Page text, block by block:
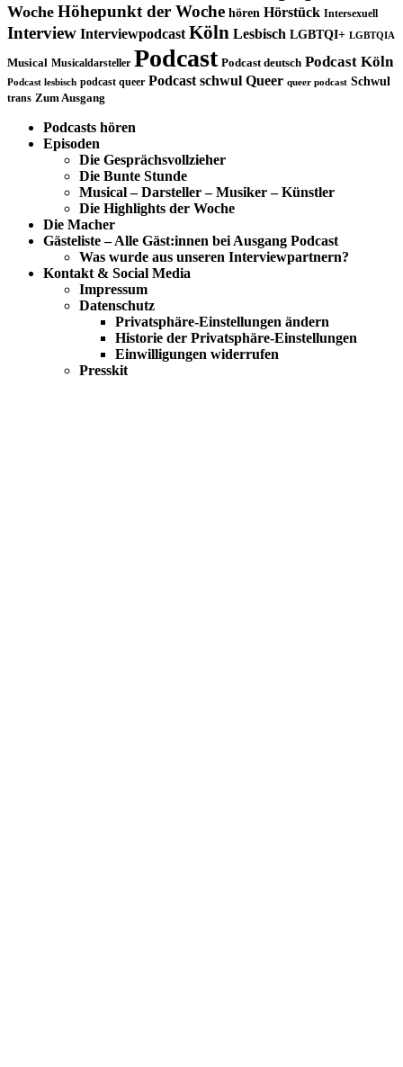
Woche Höhepunkt der Woche hören Hörstück Intersexuell
Interview Interviewpodcast Köln Lesbisch LGBTQI+ LGBTQIA
Musical Musicaldarsteller Podcast Podcast deutsch Podcast Köln
Podcast lesbisch podcast queer Podcast schwul Queer queer podcast Schwul
trans Zum Ausgang
Podcasts hören
Episoden
Die Gesprächsvollzieher
Die Bunte Stunde
Musical – Darsteller – Musiker – Künstler
Die Highlights der Woche
Die Macher
Gästeliste – Alle Gäst:innen bei Ausgang Podcast
Was wurde aus unseren Interviewpartnern?
Kontakt & Social Media
Impressum
Datenschutz
Privatsphäre-Einstellungen ändern
Historie der Privatsphäre-Einstellungen
Einwilligungen widerrufen
Presskit